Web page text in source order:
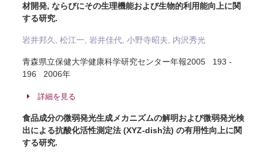
材開発, ならびにその生理機能および生物的利用能向上に関
する研究.
岩井邦久, 松江一, 岩井佳代, 小野寺昭夫, 内沢秀光
青森県立保健大学健康科学研究センター年報2005 193 -
196 2006年
詳細を見る
食品成分の微弱発光生成メカニズムの解明および微弱発光検
出による抗酸化活性測定法 (XYZ-dish法) の有用性向上に関
する研究.